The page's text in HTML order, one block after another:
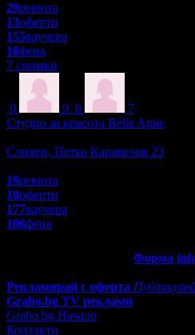
29ревюта
13оферти
155ваучера
10фена
7 снимки
9 9 8
7
Студио за красота Belle Amie
Сливен, Петко Каравелов 23
19ревюта
10оферти
177ваучера
106фена
Форма
Рекламирай с оферта
Grabo.bg TV реклами
Grabo.bg Начало
Контакти